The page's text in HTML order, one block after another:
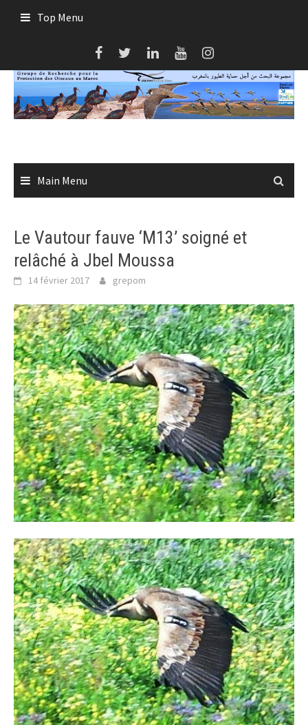
Top Menu
Main Menu
Le Vautour fauve ‘M13’ soigné et
relâché à Jbel Moussa
14 février 2017 grepom